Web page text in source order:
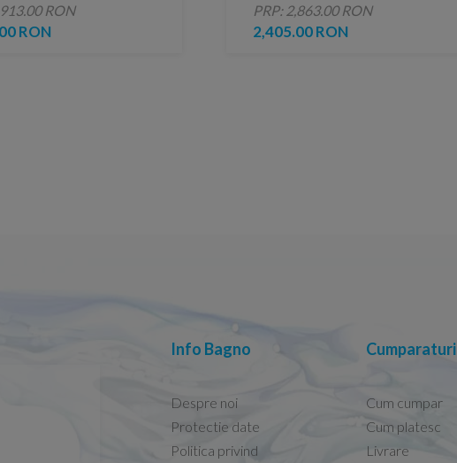
RON
RON
PRP: 2,863.00 RON
2,405.00 RON
Info Bagno
Despre noi
Protectie date
Politica privind
Cumparaturi
Cum cumpar
Cum platesc
Livrare